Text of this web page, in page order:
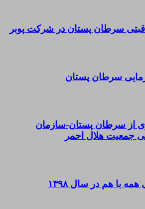
سرطان پستان در شرکت پوبر
سرطان پستان
از سرطان پستان-سازمان
جمعیت هلال احمر
با هم در سال ۱۳۹۸